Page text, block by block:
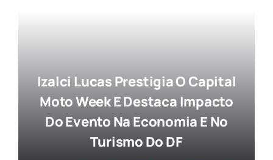
Izalci Lucas Prestigia O Capital
Moto Week E Destaca Impacto
Do Evento Na Economia E No
Turismo Do DF